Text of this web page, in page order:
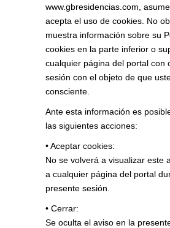
www.gbresidencias.com,
acepta el uso de cookies. No
muestra información sobre su
cookies en la parte inferior o
cualquier página del portal con
sesión con el objeto de que
consciente.
Ante esta información es
las siguientes acciones:
• Aceptar cookies:
No se volverá a visualizar este
a cualquier página del portal
presente sesión.
• Cerrar:
Se oculta el aviso en la